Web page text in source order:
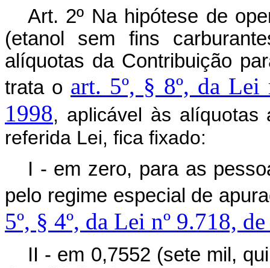
Art. 2º Na hipótese de
(etanol sem fins
alíquotas da Contribuição
trata o art. 5º, § 8º, da
1998, aplicável às
referida Lei, fica fixado:
I - em zero, para as
pelo regime especial de
5º, § 4º, da Lei nº 9.718,
II - em 0,7552 (sete mil,